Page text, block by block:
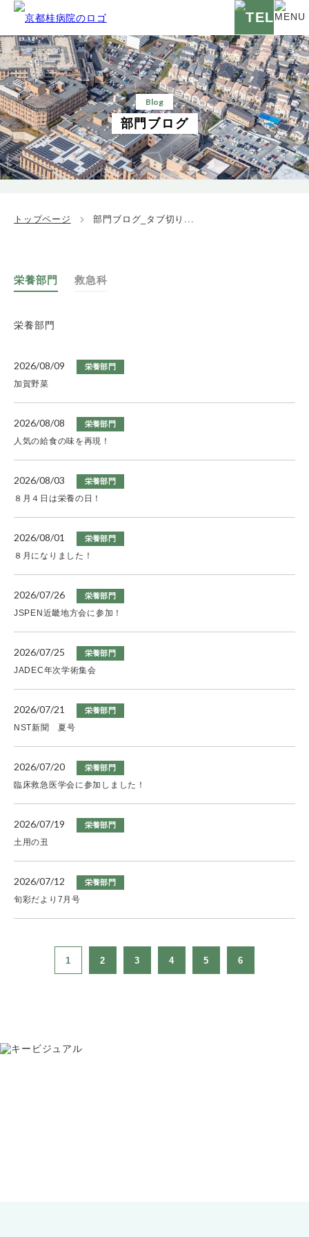
Blog
部門ブログ
トップページ 部門ブログ_タブ切り...
栄養部門 救急科
栄養部門
2026/08/09 栄養部門
加賀野菜
2026/08/08 栄養部門
人気の給食の味を再現！
2026/08/03 栄養部門
８月４日は栄養の日！
2026/08/01 栄養部門
８月になりました！
2026/07/26 栄養部門
JSPEN近畿地方会に参加！
2026/07/25 栄養部門
JADEC年次学術集会
2026/07/21 栄養部門
NST新聞 夏号
2026/07/20 栄養部門
臨床救急医学会に参加しました！
2026/07/19 栄養部門
土用の丑
2026/07/12 栄養部門
旬彩だより7月号
1 2 3 4 5 6